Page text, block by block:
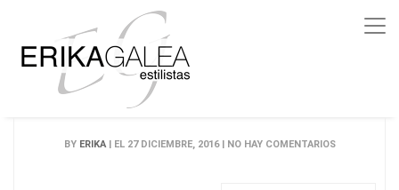
BY ERIKA| EL 27 DICIEMBRE, 2016 | NO HAY COMENTARIOS